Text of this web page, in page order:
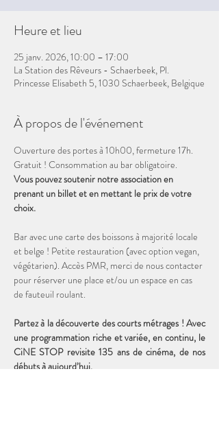
Heure et lieu
25 janv. 2026, 10:00 – 17:00
La Station des Rêveurs - Schaerbeek, Pl.
Princesse Elisabeth 5, 1030 Schaerbeek, Belgique
À propos de l'événement
Ouverture des portes à 10h00, fermeture 17h.
Gratuit ! Consommation au bar obligatoire.
Vous pouvez soutenir notre association en
prenant un billet et en mettant le prix de votre
choix.
Bar avec une carte des boissons à majorité locale
et belge ! Petite restauration (avec option vegan,
végétarien). Accès PMR, merci de nous contacter
pour réserver une place et/ou un espace en cas
de fauteuil roulant.
Partez à la découverte des courts métrages ! Avec
une programmation riche et variée, en continu, le
CiNE STOP revisite 135 ans de cinéma, de nos
débuts à aujourd’hui.